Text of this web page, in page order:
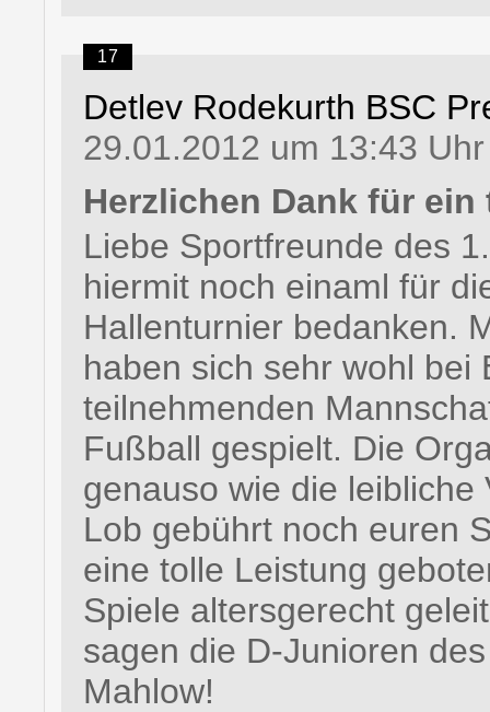
17
Detlev Rodekurth BSC
29.01.2012 um 13:43 Uhr
Herzlichen Dank für
Liebe Sportfreunde des
hiermit noch einaml für
Hallenturnier bedanken.
haben sich sehr wohl bei
teilnehmenden
Fußball gespielt. Die
genauso wie die
Lob gebührt noch euren
eine tolle Leistung
Spiele altersgerecht
sagen die D-Junioren
Mahlow!